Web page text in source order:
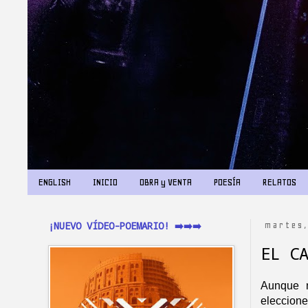
ENGLISH INICIO OBRA y VENTA POESÍA RELATOS
EL
Aunque
¡NUEVO VÍDEO-POEMARIO! ➡️➡️➡️